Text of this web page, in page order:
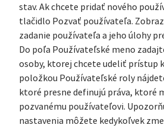
stav. Ak chcete pridať nového
tlačidlo Pozvať používateľa.
zadanie používateľa a jeho úlohy
Do poľa Používateľské meno
osoby, ktorej chcete udeliť prístup
položkou Používateľské roly
ktoré presne definujú práva, ktoré
pozvanému používateľovi.
nastavenia môžete kedykoľvek